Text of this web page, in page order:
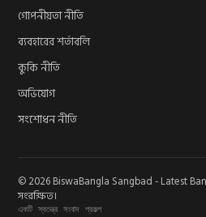
গোপনীয়তা নীতি
ব্যবহারের শর্তাবলি
কুকি নীতি
অভিযোগ
সংশোধন নীতি
© 2026 BiswaBangla Sangbad - Latest
সংরক্ষিত।
একটি স্বতন্ত্র সংবাদ প্রকল্প